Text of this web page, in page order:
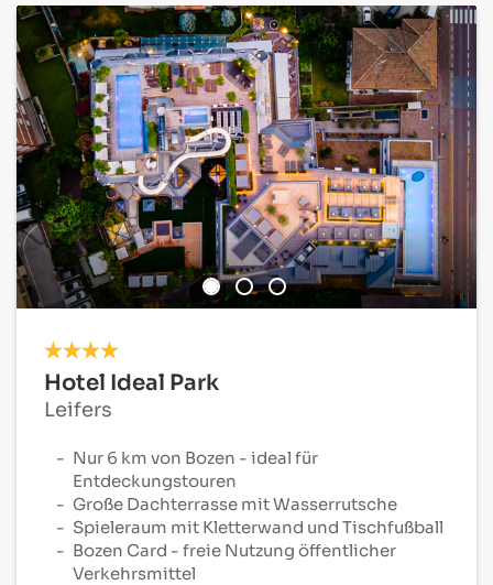
Hotel Ideal Park
Leifers
Nur 6 km von Bozen - ideal für
Entdeckungstouren
Große Dachterrasse mit Wasserrutsche
Spieleraum mit Kletterwand und Tischfußball
Bozen Card - freie Nutzung öffentlicher
Verkehrsmittel